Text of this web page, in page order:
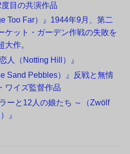
目の共演作品
Too Far）』1944年9月、第二
ケット・ガーデン作戦の失敗を
大作。
人（Notting Hill）』
Sand Pebbles）』反戦と無情
ワイズ監督作品
ーと12人の娘たち ～（Zwölf
』